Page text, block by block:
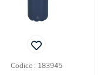
Codice : 183945